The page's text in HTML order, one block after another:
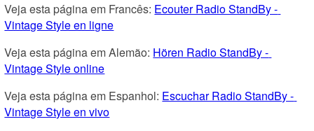
Veja esta página em Francês: Ecouter Radio StandBy -
Vintage Style en ligne
Veja esta página em Alemão: Hören Radio StandBy -
Vintage Style online
Veja esta página em Espanhol: Escuchar Radio StandBy -
Vintage Style en vivo